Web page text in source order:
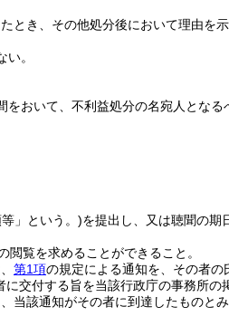
とき、その他処分後において理由を
。
おいて、不利益処分の名宛人とな
」という。)を提出し、又は聴聞の期
覧を求めることができること。
第1項の規定による通知を、その者の
交付する旨を当該行政庁の事務所の
当該通知がその者に到達したものとみ